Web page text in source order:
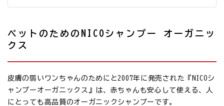
ペットのためのNICOシャンプー オーガニッ
クス
皮膚の弱いワンちゃんのためにと2007年に発売された『NICOシ
ャンプーオーガニックス』は、赤ちゃんも安心して使える、人
にとっても高品質のオーガニックシャンプーです。